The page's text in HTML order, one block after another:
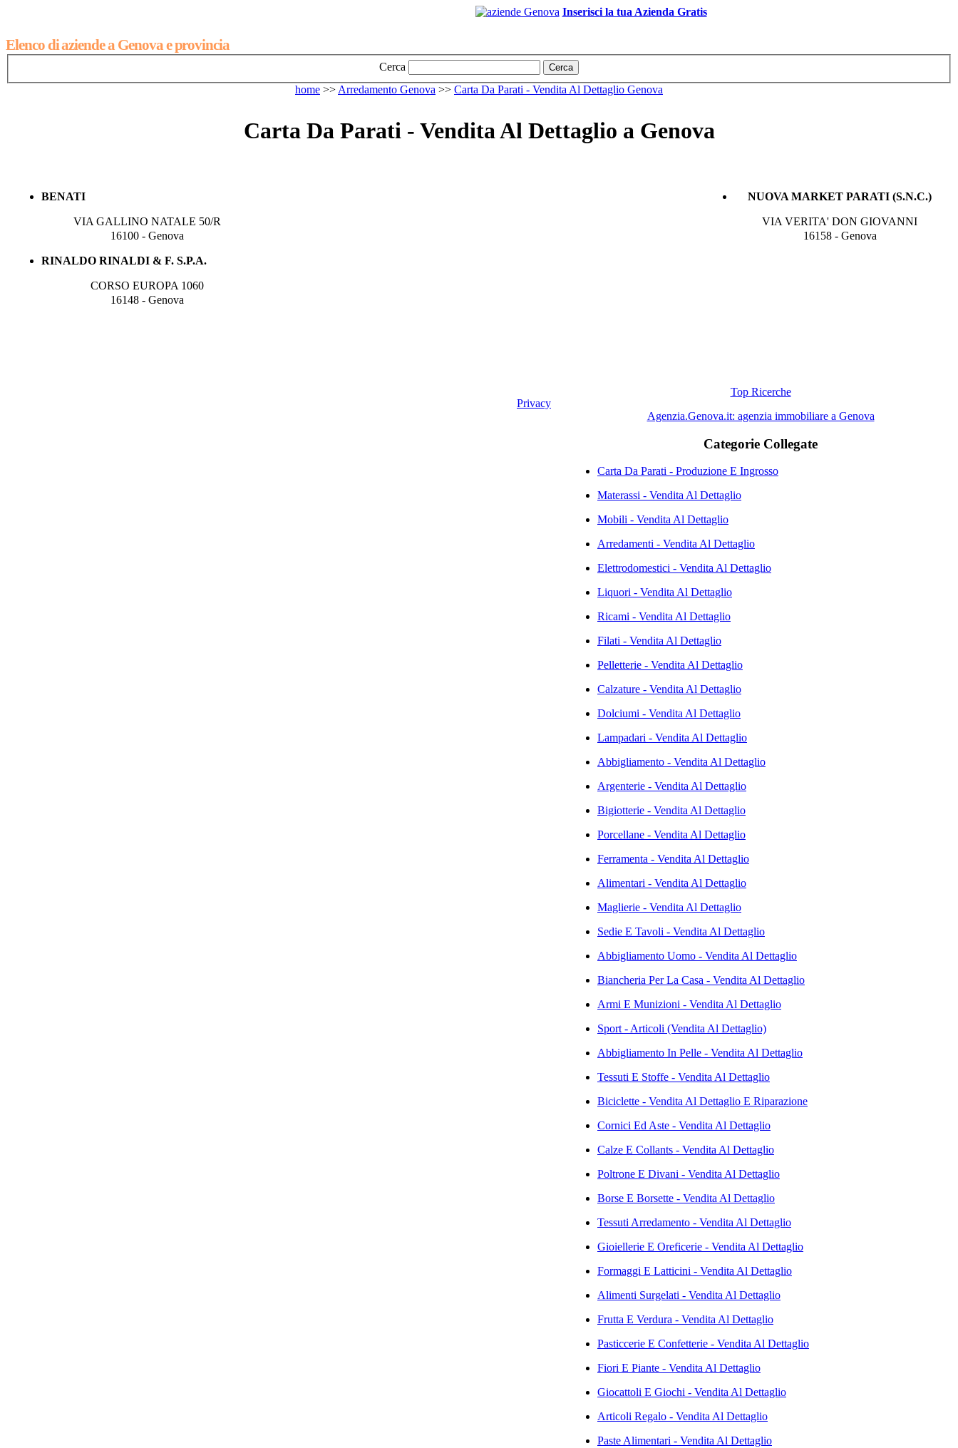
Elenco di aziende a Genova e provincia
Inserisci la tua Azienda Gratis
Cerca Cerca
home >> Arredamento Genova >> Carta Da Parati - Vendita Al Dettaglio Genova
Carta Da Parati - Vendita Al Dettaglio a Genova
BENATI
VIA GALLINO NATALE 50/R
16100 - Genova
RINALDO RINALDI & F. S.P.A.
CORSO EUROPA 1060
16148 - Genova
NUOVA MARKET PARATI (S.N.C.)
VIA VERITA' DON GIOVANNI
16158 - Genova
Top Ricerche
Agenzia.Genova.it: agenzia immobiliare a Genova
Categorie Collegate
Carta Da Parati - Produzione E Ingrosso
Materassi - Vendita Al Dettaglio
Mobili - Vendita Al Dettaglio
Arredamenti - Vendita Al Dettaglio
Elettrodomestici - Vendita Al Dettaglio
Liquori - Vendita Al Dettaglio
Ricami - Vendita Al Dettaglio
Filati - Vendita Al Dettaglio
Pelletterie - Vendita Al Dettaglio
Calzature - Vendita Al Dettaglio
Dolciumi - Vendita Al Dettaglio
Lampadari - Vendita Al Dettaglio
Abbigliamento - Vendita Al Dettaglio
Argenterie - Vendita Al Dettaglio
Bigiotterie - Vendita Al Dettaglio
Porcellane - Vendita Al Dettaglio
Ferramenta - Vendita Al Dettaglio
Alimentari - Vendita Al Dettaglio
Maglierie - Vendita Al Dettaglio
Sedie E Tavoli - Vendita Al Dettaglio
Abbigliamento Uomo - Vendita Al Dettaglio
Biancheria Per La Casa - Vendita Al Dettaglio
Armi E Munizioni - Vendita Al Dettaglio
Sport - Articoli (Vendita Al Dettaglio)
Abbigliamento In Pelle - Vendita Al Dettaglio
Tessuti E Stoffe - Vendita Al Dettaglio
Biciclette - Vendita Al Dettaglio E Riparazione
Cornici Ed Aste - Vendita Al Dettaglio
Calze E Collants - Vendita Al Dettaglio
Poltrone E Divani - Vendita Al Dettaglio
Borse E Borsette - Vendita Al Dettaglio
Tessuti Arredamento - Vendita Al Dettaglio
Gioiellerie E Oreficerie - Vendita Al Dettaglio
Formaggi E Latticini - Vendita Al Dettaglio
Alimenti Surgelati - Vendita Al Dettaglio
Frutta E Verdura - Vendita Al Dettaglio
Pasticcerie E Confetterie - Vendita Al Dettaglio
Fiori E Piante - Vendita Al Dettaglio
Giocattoli E Giochi - Vendita Al Dettaglio
Articoli Regalo - Vendita Al Dettaglio
Paste Alimentari - Vendita Al Dettaglio
Privacy